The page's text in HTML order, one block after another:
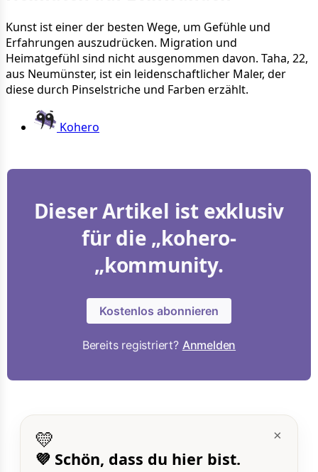
Kunst ist einer der besten Wege, um Gefühle und
Erfahrungen auszudrücken. Migration und
Heimatgefühl sind nicht ausgenommen davon. Taha, 22,
aus Neumünster, ist ein leidenschaftlicher Maler, der
diese durch Pinselstriche und Farben erzählt.
Kohero
Dieser Artikel ist exklusiv
für die „kohero-
„kommunity.
Kostenlos abonnieren
Bereits registriert? Anmelden
×
💛
💜 Schön, dass du hier bist.